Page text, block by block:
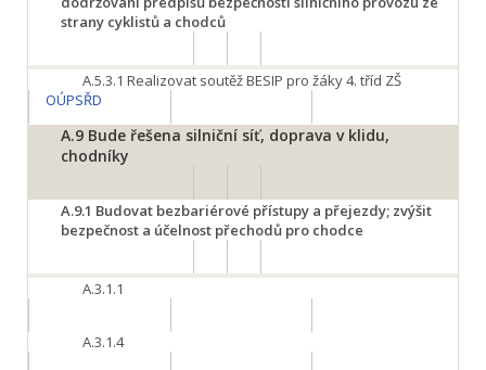
strany cyklistů a chodců
A.5.3.1 Realizovat soutěž BESIP pro žáky 4. tříd ZŠ
OÚPSŘD
A.9 Bude řešena silniční síť, doprava v klidu,
chodníky
A.9.1 Budovat bezbariérové přístupy a přejezdy; zvýšit
bezpečnost a účelnost přechodů pro chodce
A.3.1.1
A.3.1.4